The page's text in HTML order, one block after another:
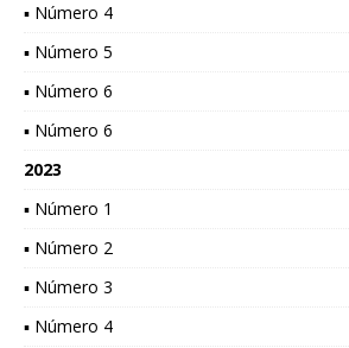
▪ Número 4
▪ Número 5
▪ Número 6
▪ Número 6
2023
▪ Número 1
▪ Número 2
▪ Número 3
▪ Número 4